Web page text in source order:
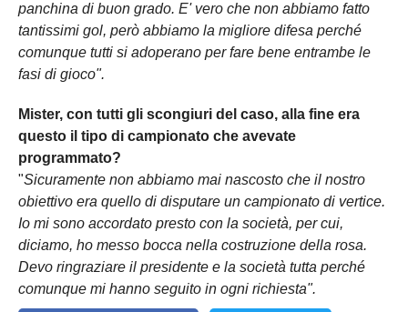
panchina di buon grado. E' vero che non abbiamo fatto
tantissimi gol, però abbiamo la migliore difesa perché
comunque tutti si adoperano per fare bene entrambe le
fasi di gioco".
Mister, con tutti gli scongiuri del caso, alla fine era
questo il tipo di campionato che avevate
programmato?
"Sicuramente non abbiamo mai nascosto che il nostro
obiettivo era quello di disputare un campionato di vertice.
Io mi sono accordato presto con la società, per cui,
diciamo, ho messo bocca nella costruzione della rosa.
Devo ringraziare il presidente e la società tutta perché
comunque mi hanno seguito in ogni richiesta".